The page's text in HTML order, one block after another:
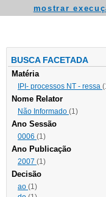
mostrar
BUSCA FACETADA
Matéria
IPI- processos NT - ressa
Nome Relator
Não Informado (1)
Ano Sessão
0006 (1)
Ano Publicação
2007 (1)
Decisão
ao (1)